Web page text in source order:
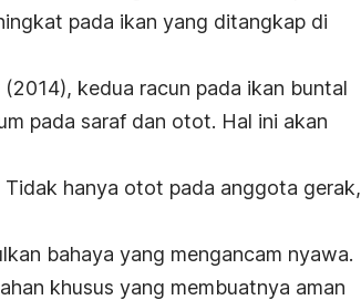
pada ikan yang ditangkap di
(2014), kedua racun pada ikan buntal
pada saraf dan otot. Hal ini akan
hanya otot pada anggota gerak,
bahaya yang mengancam nyawa.
khusus yang membuatnya aman